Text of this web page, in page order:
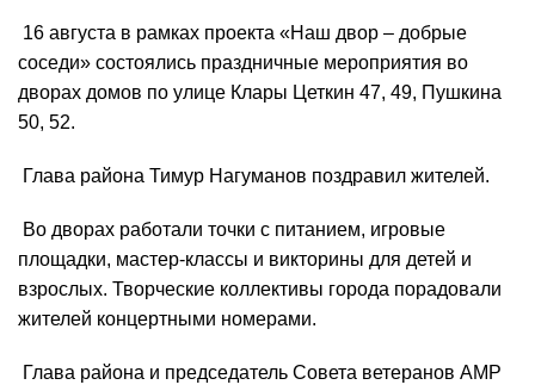
16 августа в рамках проекта «Наш двор – добрые
соседи» состоялись праздничные мероприятия во
дворах домов по улице Клары Цеткин 47, 49, Пушкина
50, 52.
Глава района Тимур Нагуманов поздравил жителей.
Во дворах работали точки с питанием, игровые
площадки, мастер-классы и викторины для детей и
взрослых. Творческие коллективы города порадовали
жителей концертными номерами.
Глава района и председатель Совета ветеранов АМР